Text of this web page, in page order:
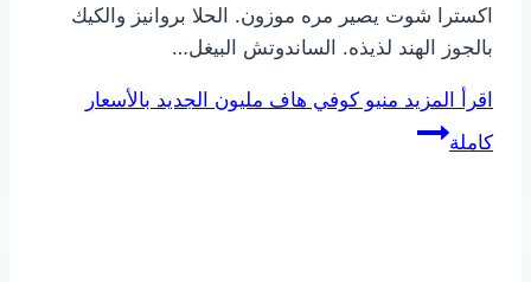
اكسترا شوت يصير مره موزون. الحلا بروانيز والكيك
بالجوز الهند لذيذه. الساندوتش البيغل…
اقرأ المزيد منيو كوفي هاف مليون الجديد بالأسعار
كاملة